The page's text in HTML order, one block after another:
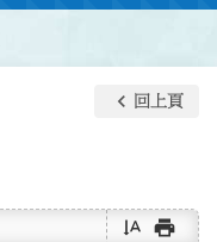
keyboard_arrow_left 回上頁
text_rotate_vertical print